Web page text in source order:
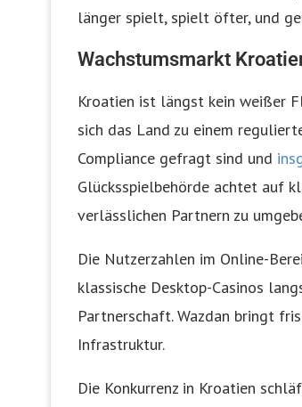
länger spielt, spielt öfter, und
Wachstumsmarkt
Kroatien ist längst kein weißer
sich das Land zu einem
Compliance gefragt sind und
Glücksspielbehörde achtet auf
verlässlichen Partnern zu
Die Nutzerzahlen im Online-
klassische Desktop-Casinos
Partnerschaft. Wazdan bringt
Infrastruktur.
Die Konkurrenz in Kroatien